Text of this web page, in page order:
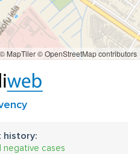
© MapTiler© OpenStreetMap contributors
history:
cases